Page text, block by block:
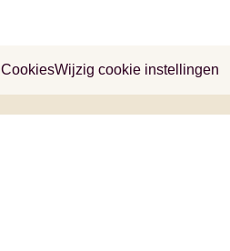
CookiesWijzig cookie instellingen